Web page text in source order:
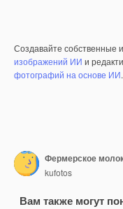
Создавайте собственные
изображений ИИ и
фотографий на основе ИИ.
kufotos
Вам также могут